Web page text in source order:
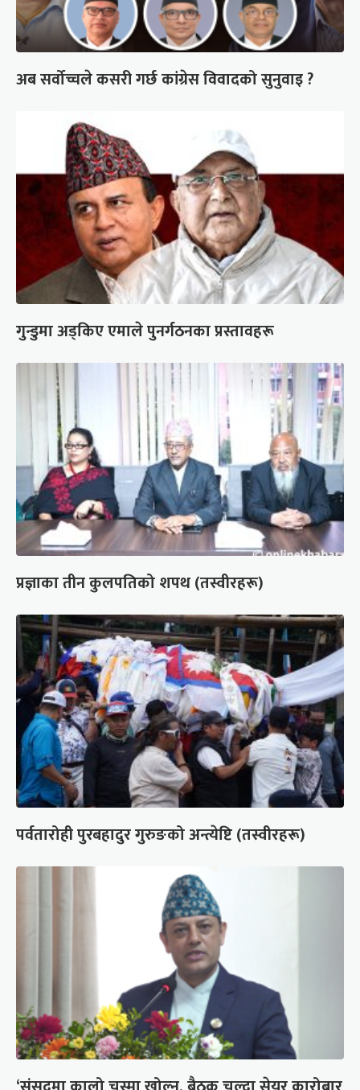
अब सर्वोच्चले कसरी गर्छ कांग्रेस विवादको सुनुवाइ ?
गुन्डुमा अड्किए एमाले पुनर्गठनका प्रस्तावहरू
प्रज्ञाका तीन कुलपतिको शपथ (तस्वीरहरू)
पर्वतारोही पुरबहादुर गुरुङको अन्त्येष्टि (तस्वीरहरू)